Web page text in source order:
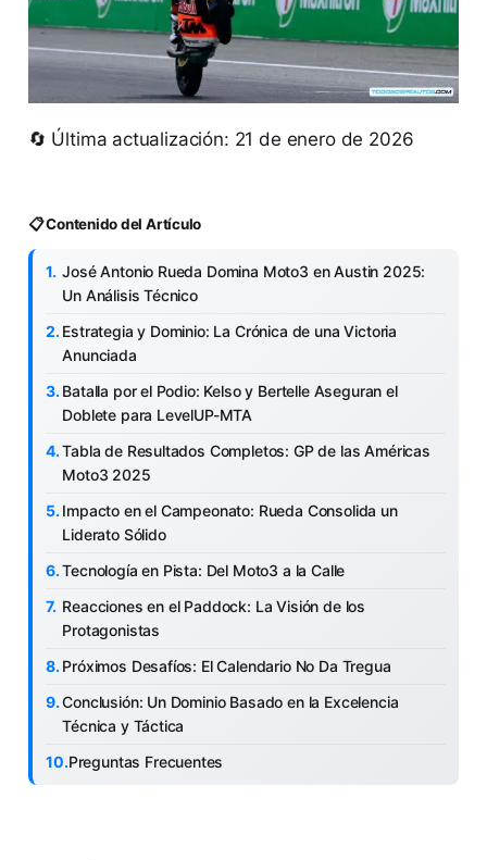
🔄 Última actualización: 21 de enero de 2026
📋 Contenido del Artículo
José Antonio Rueda Domina Moto3 en Austin 2025:
Un Análisis Técnico
Estrategia y Dominio: La Crónica de una Victoria
Anunciada
Batalla por el Podio: Kelso y Bertelle Aseguran el
Doblete para LevelUP-MTA
Tabla de Resultados Completos: GP de las Américas
Moto3 2025
Impacto en el Campeonato: Rueda Consolida un
Liderato Sólido
Tecnología en Pista: Del Moto3 a la Calle
Reacciones en el Paddock: La Visión de los
Protagonistas
Próximos Desafíos: El Calendario No Da Tregua
Conclusión: Un Dominio Basado en la Excelencia
Técnica y Táctica
Preguntas Frecuentes